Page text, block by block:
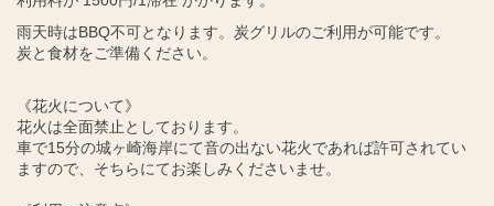
雨天時はBBQ不可となります。炭グリルのご利用が可能です。
炭と食材をご準備ください。
《花火について》
花火は全面禁止としております。
車で15分の城ヶ崎海岸にて音の出ない花火であれば許可されてい
ますので、そちらにてお楽しみくださいませ。